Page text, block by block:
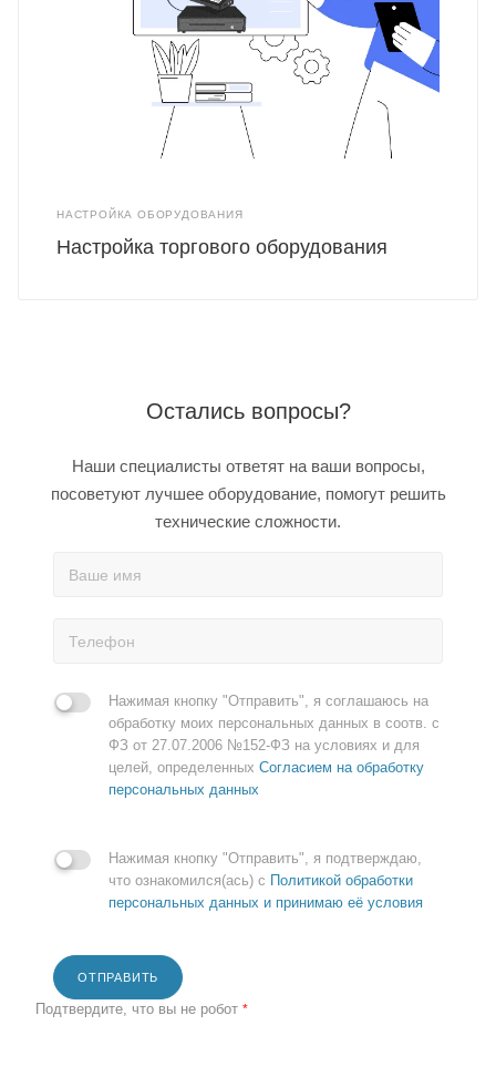
НАСТРОЙКА ОБОРУДОВАНИЯ
Настройка торгового оборудования
Остались вопросы?
Наши специалисты ответят на ваши вопросы,
посоветуют лучшее оборудование, помогут решить
технические сложности.
Нажимая кнопку "Отправить", я соглашаюсь на
обработку моих персональных данных в соотв. с
ФЗ от 27.07.2006 №152-ФЗ на условиях и для
целей, определенных Согласием на обработку
персональных данных
Нажимая кнопку "Отправить", я подтверждаю,
что ознакомился(ась) с Политикой обработки
персональных данных и принимаю её условия
ОТПРАВИТЬ
Подтвердите, что вы не робот *